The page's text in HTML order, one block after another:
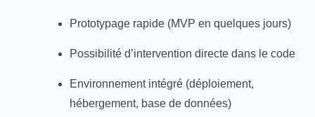
Prototypage rapide (MVP en quelques jours)
Possibilité d’intervention directe dans le code
Environnement intégré (déploiement,
hébergement, base de données)